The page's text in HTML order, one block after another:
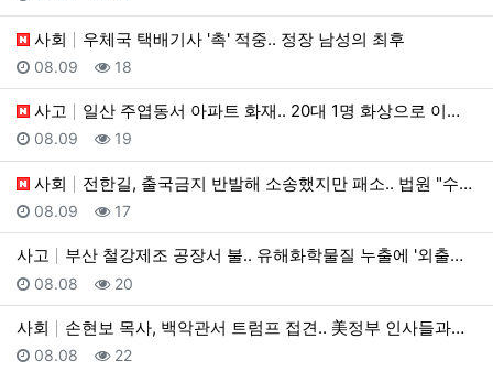
사회 우체국 택배기사 '촉' 적중.. 정장 남성의 최후
등록일
08.09 조회
18
사고 일산 주엽동서 아파트 화재.. 20대 1명 화상으로 이…
등록일
08.09 조회
19
사회 전한길, 출국금지 반발해 소송했지만 패소.. 법원 "수…
등록일
08.09 조회
17
사고 부산 철강제조 공장서 불.. 유해화학물질 누출에 '외출…
등록일
08.08 조회
20
사회 손현보 목사, 백악관서 트럼프 접견.. 美정부 인사들과…
등록일
08.08 조회
22